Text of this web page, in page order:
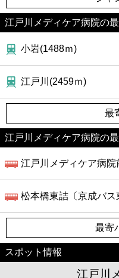
江戸川メディケア病院の
小岩(1488ｍ)
江戸川(2459ｍ)
最
江戸川メディケア病院の
江戸川メディケア病
松本橋東詰〔京成バス
最寄
スポット情報
江戸川